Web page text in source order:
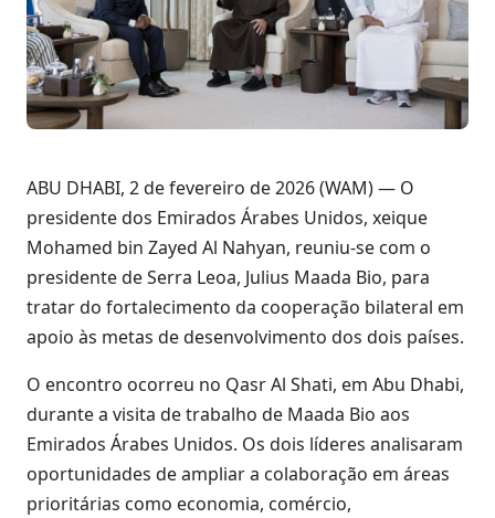
ABU DHABI, 2 de fevereiro de 2026 (WAM) — O
presidente dos Emirados Árabes Unidos, xeique
Mohamed bin Zayed Al Nahyan, reuniu-se com o
presidente de Serra Leoa, Julius Maada Bio, para
tratar do fortalecimento da cooperação bilateral em
apoio às metas de desenvolvimento dos dois países.
O encontro ocorreu no Qasr Al Shati, em Abu Dhabi,
durante a visita de trabalho de Maada Bio aos
Emirados Árabes Unidos. Os dois líderes analisaram
oportunidades de ampliar a colaboração em áreas
prioritárias como economia, comércio,